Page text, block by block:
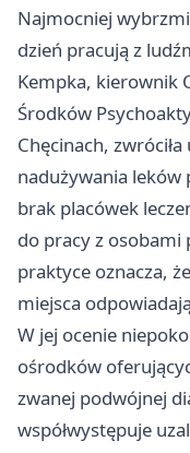
Najmocniej
dzień pracują z
Kempka, kierownik
Środków
Chęcinach,
nadużywania leków
brak placówek
do pracy z osobami
praktyce oznacza,
miejsca
W jej ocenie
ośrodków
zwanej podwójnej
współwystępuje